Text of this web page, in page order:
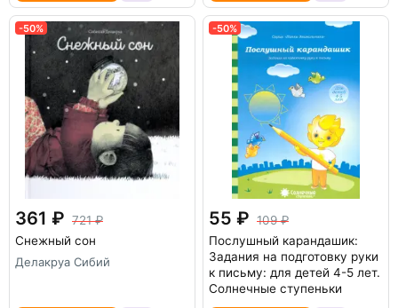
-50%
361
721
Снежный сон
Делакруа Сибий
-50%
55
109
Послушный карандашик:
Задания на подготовку руки
к письму: для детей 4-5 лет.
Солнечные ступеньки